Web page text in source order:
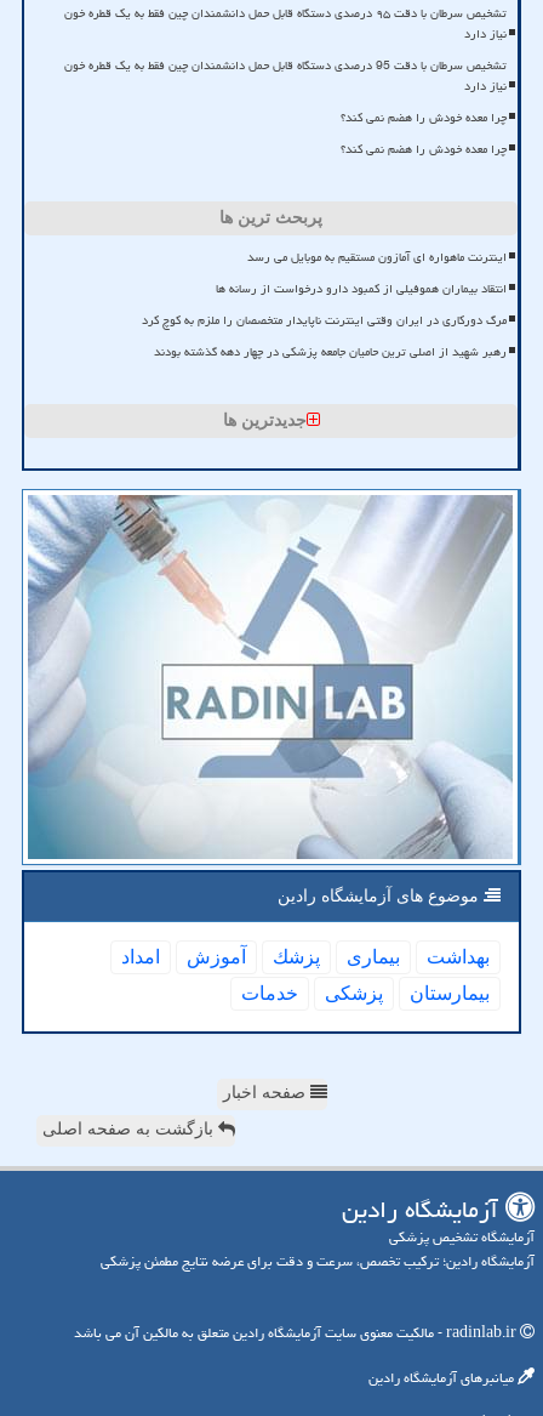
تشخیص سرطان با دقت ۹۵ درصدی دستگاه قابل حمل دانشمندان چین فقط به یک قطره خون
نیاز دارد
تشخیص سرطان با دقت 95 درصدی دستگاه قابل حمل دانشمندان چین فقط به یک قطره خون
نیاز دارد
چرا معده خودش را هضم نمی کند؟
چرا معده خودش را هضم نمی کند؟
پربحث ترین ها
اینترنت ماهواره ای آمازون مستقیم به موبایل می رسد
انتقاد بیماران هموفیلی از کمبود دارو درخواست از رسانه ها
مرگ دورکاری در ایران وقتی اینترنت ناپایدار متخصصان را ملزم به کوچ کرد
رهبر شهید از اصلی ترین حامیان جامعه پزشکی در چهار دهه گذشته بودند
جدیدترین ها
موضوع های آزمایشگاه رادین
بهداشت بیماری پزشك آموزش
امداد
بیمارستان
پزشكی خدمات
صفحه اخبار
بازگشت به صفحه اصلی
آزمایشگاه رادین
آزمایشگاه تشخیص پزشکی
آزمایشگاه رادین؛ ترکیب تخصص، سرعت و دقت برای عرضه نتایج مطمئن پزشکی
میانبرهای آزمایشگاه رادین